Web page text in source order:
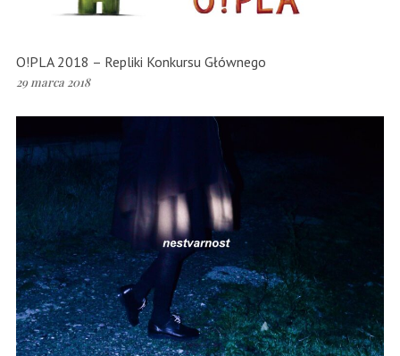
O!PLA 2018 – Repliki Konkursu Głównego
29 marca 2018